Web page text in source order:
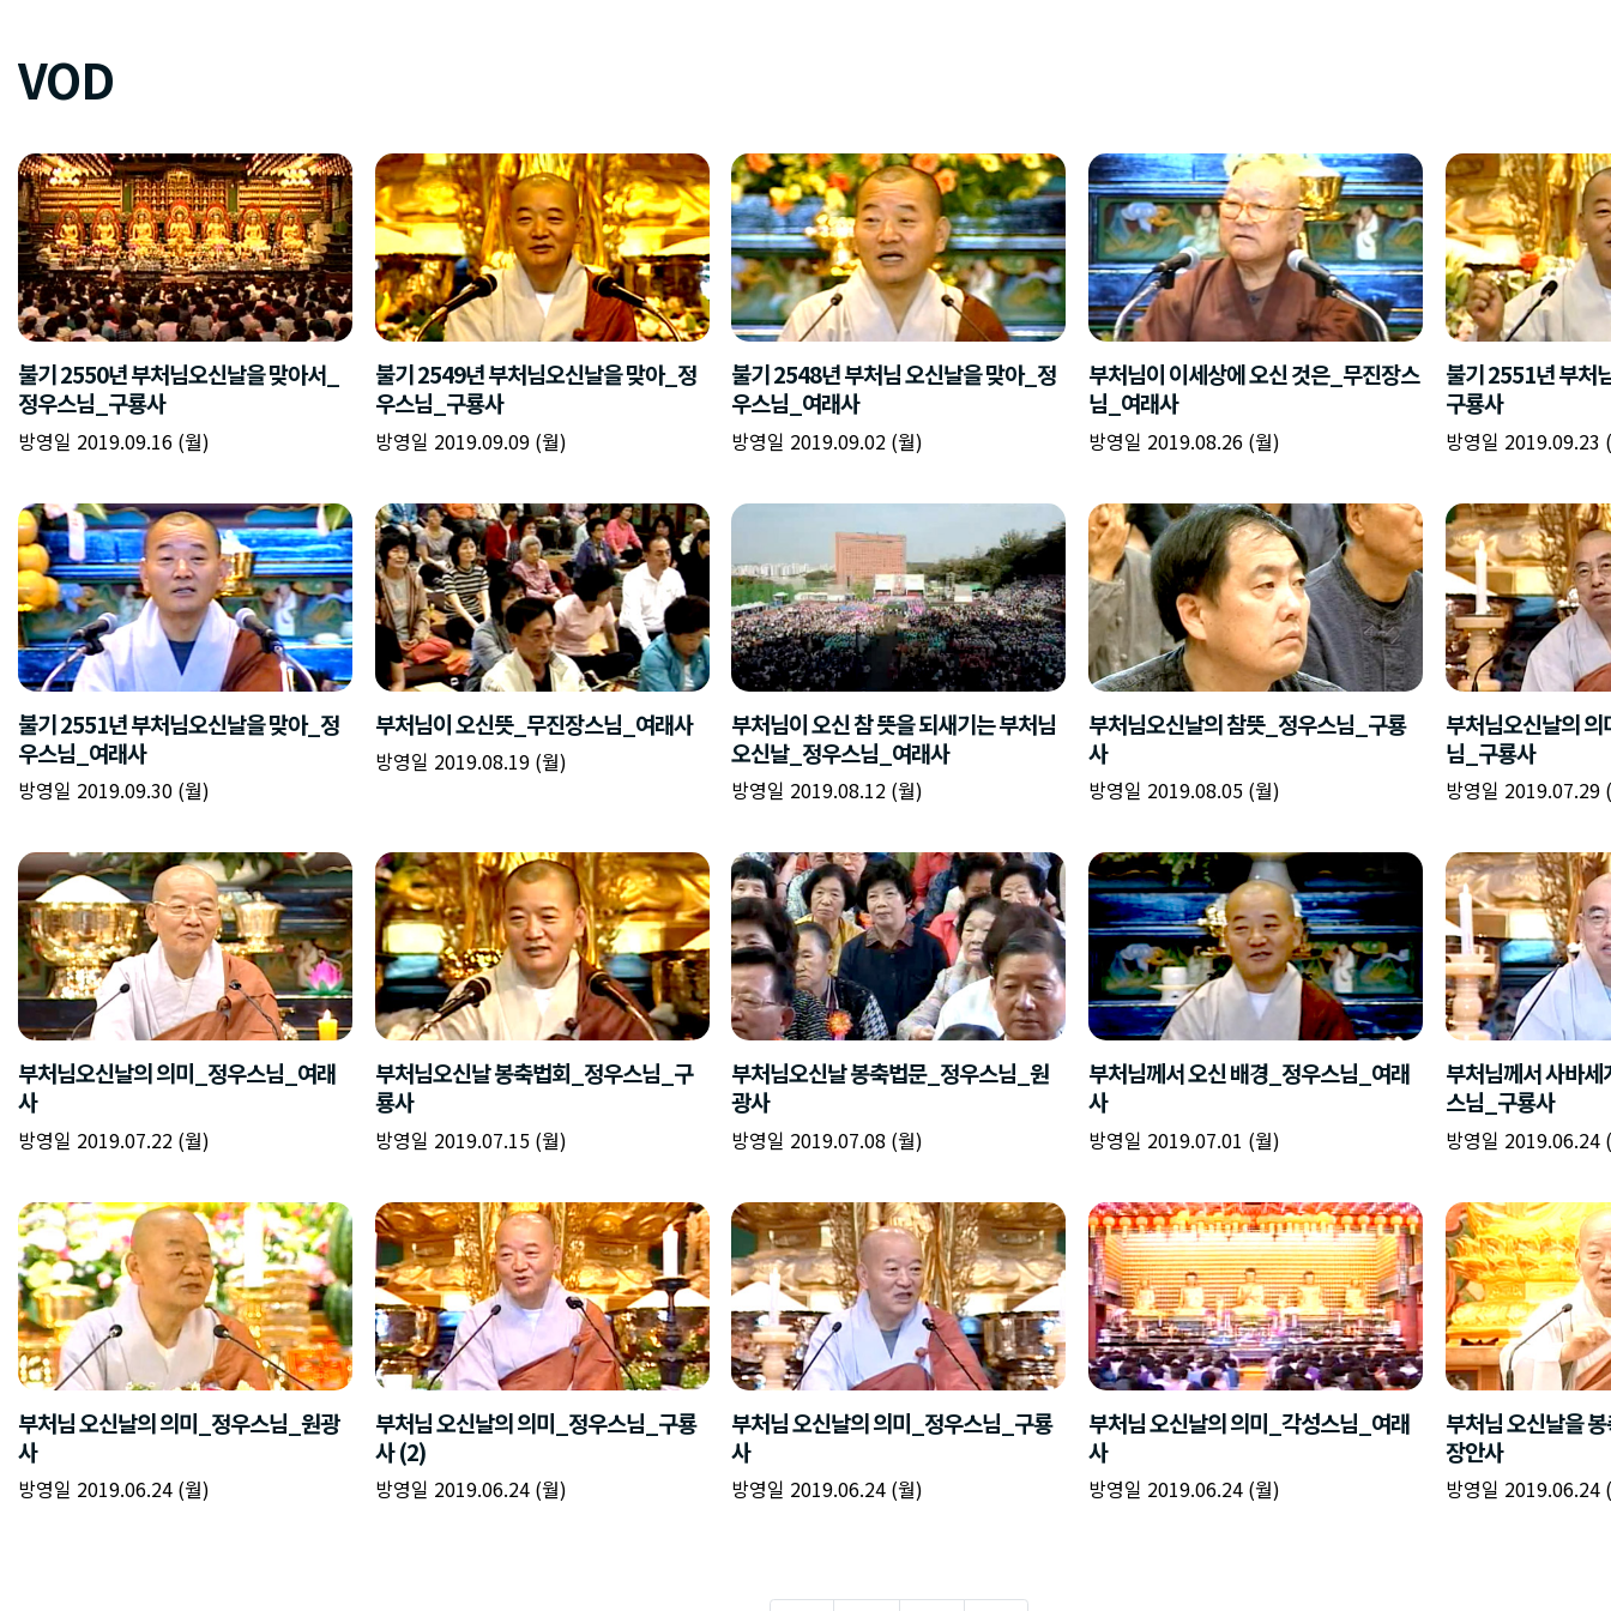
VOD
불기 2550년 부처님오신날을 맞아서_
정우스님_구룡사
방영일 2019.09.16 (월)
불기 2549년 부처님오신날을 맞아_정
우스님_구룡사
방영일 2019.09.09 (월)
불기 2548년 부처님 오신날을 맞아_정
우스님_여래사
방영일 2019.09.02 (월)
부처님이 이세상에 오신 것은_무진장스
님_여래사
방영일 2019.08.26 (월)
불기 2551년 부처
구룡사
방영일 2019.09.23
불기 2551년 부처님오신날을 맞아_정
우스님_여래사
방영일 2019.09.30 (월)
부처님이 오신뜻_무진장스님_여래사
방영일 2019.08.19 (월)
부처님이 오신 참 뜻을 되새기는 부처님
오신날_정우스님_여래사
방영일 2019.08.12 (월)
부처님오신날의 참뜻_정우스님_구룡
사
방영일 2019.08.05 (월)
부처님오신날의
님_구룡사
방영일 2019.07.29
부처님오신날의 의미_정우스님_여래
사
방영일 2019.07.22 (월)
부처님오신날 봉축법회_정우스님_구
룡사
방영일 2019.07.15 (월)
부처님오신날 봉축법문_정우스님_원
광사
방영일 2019.07.08 (월)
부처님께서 오신 배경_정우스님_여래
사
방영일 2019.07.01 (월)
부처님께서 사바
스님_구룡사
방영일 2019.06.24
부처님 오신날의 의미_정우스님_원광
사
방영일 2019.06.24 (월)
부처님 오신날의 의미_정우스님_구룡
사 (2)
방영일 2019.06.24 (월)
부처님 오신날의 의미_정우스님_구룡
사
방영일 2019.06.24 (월)
부처님 오신날의 의미_각성스님_여래
사
방영일 2019.06.24 (월)
부처님 오신날을
장안사
방영일 2019.06.24